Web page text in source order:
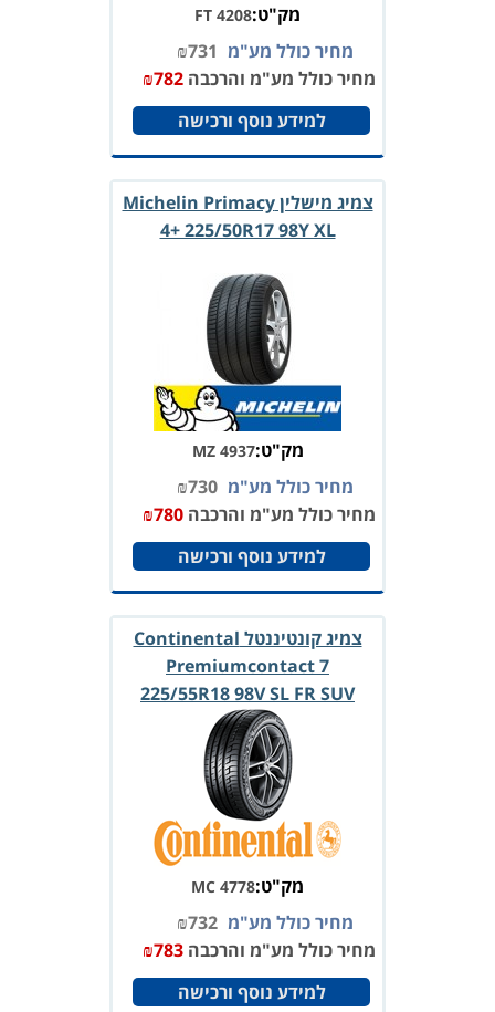
מק"ט:FT 4208
מחיר כולל מע"מ ₪731
מחיר כולל מע"מ והרכבה
₪782
למידע נוסף ורכישה
צמיג מישלין Michelin Primacy
4+ 225/50R17 98Y XL
מק"ט:MZ 4937
מחיר כולל מע"מ ₪730
מחיר כולל מע"מ והרכבה
₪780
למידע נוסף ורכישה
צמיג קונטיננטל Continental
Premiumcontact 7
225/55R18 98V SL FR SUV
מק"ט:MC 4778
מחיר כולל מע"מ ₪732
מחיר כולל מע"מ והרכבה
₪783
למידע נוסף ורכישה